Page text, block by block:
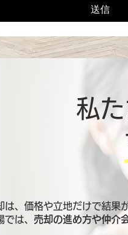
送信
私
は、価格や立地だけで結果
は、 売却の進め方や仲介